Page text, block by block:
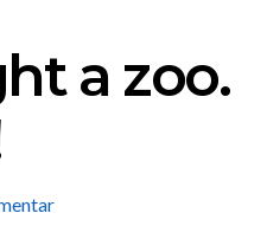
a zoo.